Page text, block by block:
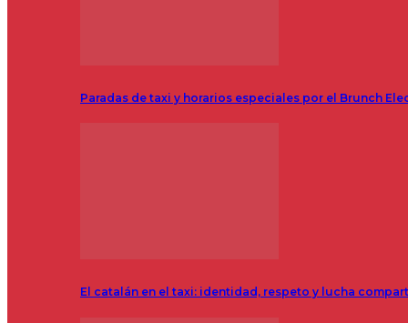
Paradas de taxi y horarios especiales por el Brunch
El catalán en el taxi: identidad, respeto y lucha